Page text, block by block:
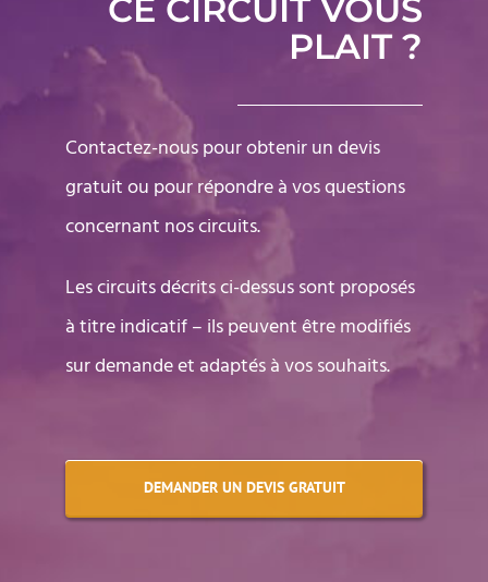
CE CIRCUIT VOUS
PLAIT ?
Contactez-nous pour obtenir un devis
gratuit ou pour répondre à vos questions
concernant nos circuits.
Les circuits décrits ci-dessus sont proposés
à titre indicatif – ils peuvent être modifiés
sur demande et adaptés à vos souhaits.
DEMANDER UN DEVIS GRATUIT